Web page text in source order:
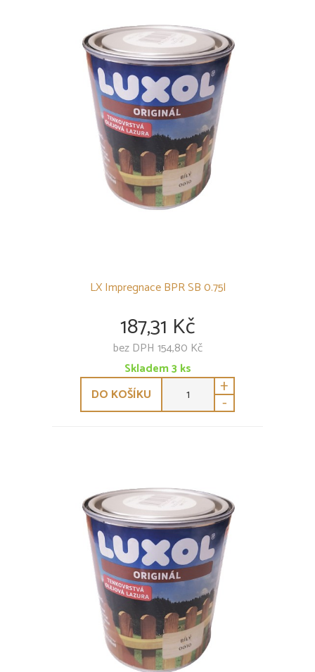
LX Impregnace BPR SB 0.75l
187,31 Kč
bez DPH 154,80 Kč
Skladem3 ks
DO KOŠÍKU
+
-